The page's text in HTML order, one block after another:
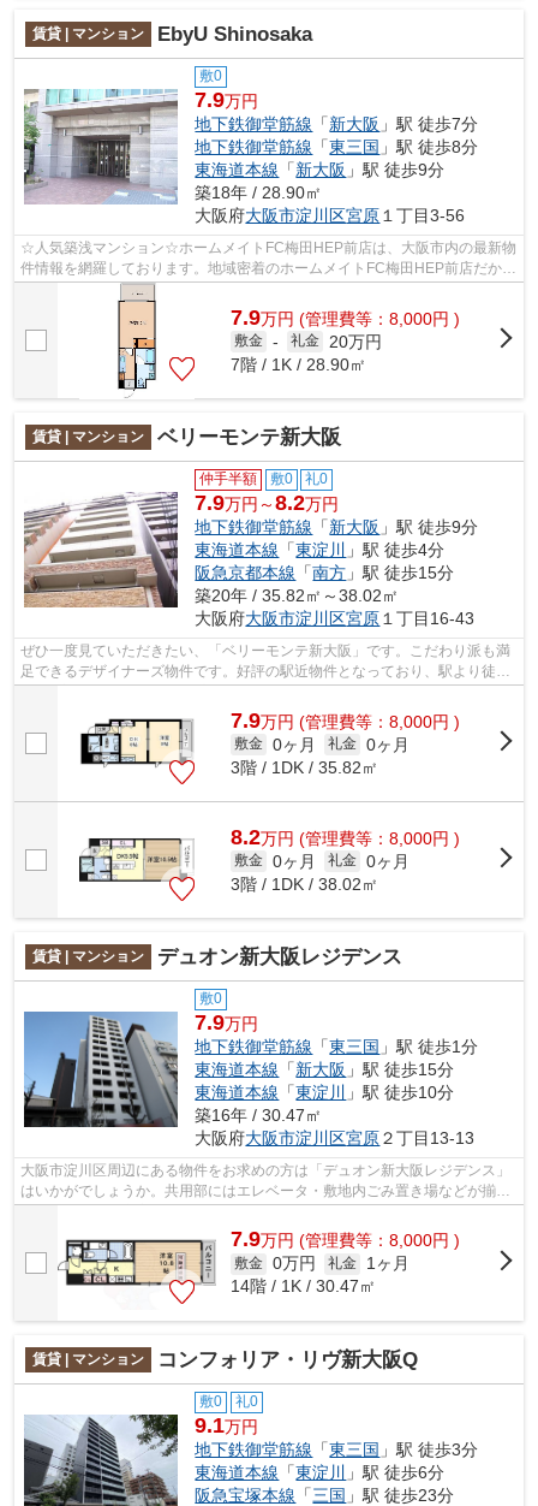
賃貸 | マンション EbyU Shinosaka
敷0
7.9万円
地下鉄御堂筋線 「新大阪 」駅 徒歩7分
地下鉄御堂筋線 「東三国 」駅 徒歩8分
東海道本線 「新大阪 」駅 徒歩9分
築18年 / 28.90㎡
大阪府大阪市淀川区宮原１丁目3-56
☆人気築浅マンション☆ホームメイトFC梅田HEP前店は、大阪市内の最新物
件情報を網羅しております。地域密着のホームメイトFC梅田HEP前店だから
できるお部屋探し品質であなたの理想のお...
7.9万円 (管理費等：8,000円 )
敷金 - 礼金
20万円
7階 / 1K / 28.90㎡
賃貸 | マンション ベリーモンテ新大阪
仲手半額 敷0 礼0
7.9万円～8.2万円
地下鉄御堂筋線 「新大阪 」駅 徒歩9分
東海道本線 「東淀川
」駅 徒歩4分
阪急京都本線 「南方 」駅 徒歩15分
築20年 / 35.82㎡～38.02㎡
大阪府大阪市淀川区宮原 １丁目16-43
ぜひ一度見ていただきたい、「ベリーモンテ新大阪」です。こだわり派も満
足できるデザイナーズ物件です。好評の駅近物件となっており、駅より徒歩
7.9万円 (管理費等：8,000円 )
敷金 0ヶ月 礼金 0ヶ月
3階 / 1DK / 35.82㎡
8.2万円 (管理費等：8,000円 )
敷金 0ヶ月 礼金 0ヶ月
3階 / 1DK / 38.02㎡
賃貸 | マンション デュオン新大阪レジデンス
敷0
7.9万円
地下鉄御堂筋線 「東三国 」駅 徒歩1分
東海道本線 「新大阪 」駅 徒歩15分
東海道本線 「東淀川
」駅 徒歩10分
築16年 / 30.47㎡
大阪府大阪市淀川区宮原２丁目13-13
大阪市淀川区周辺にある物件をお求めの方は「デュオン新大阪レジデンス」
はいかがでしょうか。共用部にはエレベータ・敷地内ごみ置き場などが揃っ
ており、とても充実しています。遠く...
7.9万円 (管理費等：8,000円 )
敷金 0万円 礼金
1ヶ月
14階 / 1K / 30.47㎡
賃貸 | マンション コンフォリア・リヴ新大阪Q
敷0 礼0
9.1万円
地下鉄御堂筋線 「東三国 」駅 徒歩3分
東海道本線 「東淀川
」駅 徒歩6分
阪急宝塚本線 「三国 」駅 徒歩23分